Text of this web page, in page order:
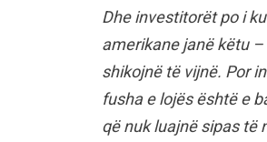
Dhe investitorët po i
amerikane janë këtu
shikojnë të vijnë. Por
fusha e lojës është e
që nuk luajnë sipas të